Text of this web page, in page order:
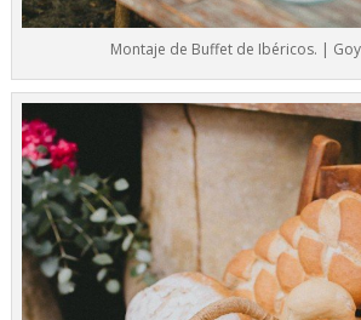
Montaje de Buffet de Ibéricos. |